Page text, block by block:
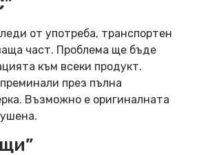
от употреба, транспортен
част. Проблема ще бъде
към всеки продукт.
през пълна
Възможно е оригиналната